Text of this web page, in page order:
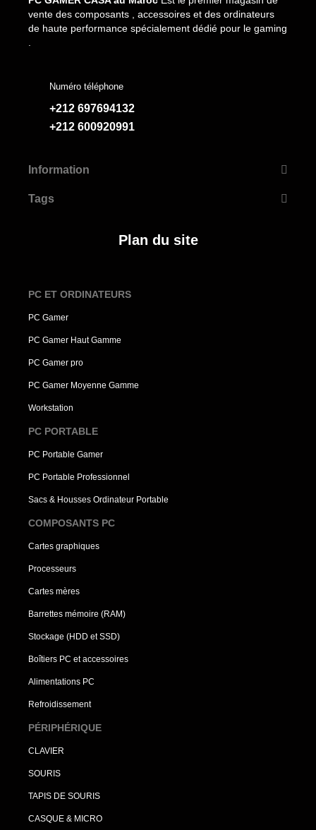
vente des composants , accessoires et des ordinateurs
de haute performance spécialement dédié pour le gaming
Numéro téléphone
+212 697694132
+212 600920991
Information
Tags
Plan du site
PC ET ORDINATEURS
PC Gamer
PC Gamer Haut Gamme
PC Gamer pro
PC Gamer Moyenne Gamme
Workstation
PC PORTABLE
PC Portable Gamer
PC Portable Professionnel
Sacs & Housses Ordinateur Portable
COMPOSANTS PC
Cartes graphiques
Processeurs
Cartes mères
Barrettes mémoire (RAM)
Stockage (HDD et SSD)
Boîtiers PC et accessoires
Alimentations PC
Refroidissement
PÉRIPHÉRIQUE
CLAVIER
SOURIS
TAPIS DE SOURIS
CASQUE & MICRO